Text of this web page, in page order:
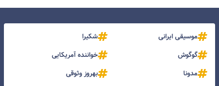
موسیقی ایرانی
شکیرا
گوگوش
خواننده آمریکایی
مدونا
بهروز وثوقی